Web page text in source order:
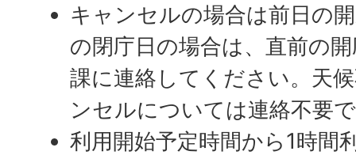
キャンセルの場合は前日の
の閉庁日の場合は、直前の
課に連絡してください。天
ンセルについては連絡不要
利用開始予定時間から1時間